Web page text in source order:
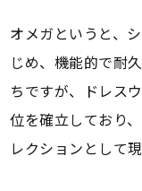
オメガというと、
じめ、機能的で耐
ちですが、ドレス
位を確立しており
レクションとして